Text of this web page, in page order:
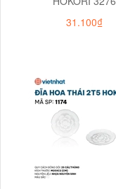
31.100₫